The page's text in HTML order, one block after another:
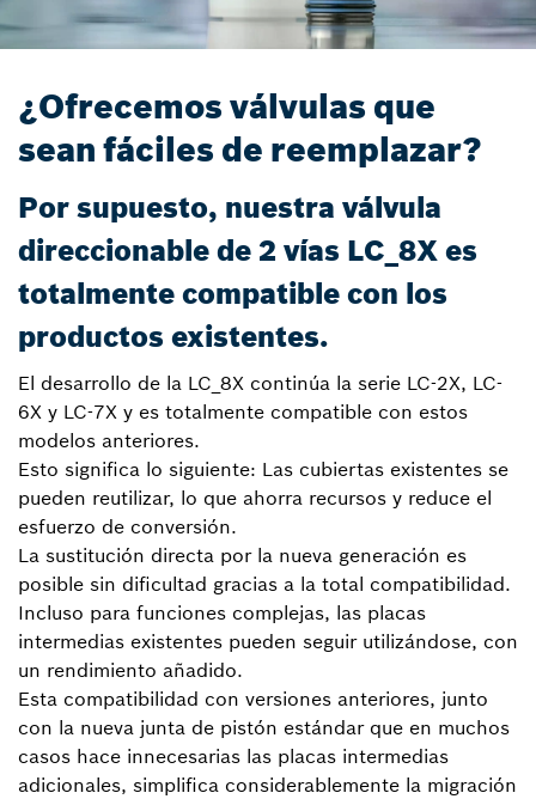
¿Ofrecemos válvulas que
sean fáciles de reemplazar?
Por supuesto, nuestra válvula
direccionable de 2 vías LC_8X es
totalmente compatible con los
productos existentes.
El desarrollo de la LC_8X continúa la serie LC-2X, LC-
6X y LC-7X y es totalmente compatible con estos
modelos anteriores.
Esto significa lo siguiente: Las cubiertas existentes se
pueden reutilizar, lo que ahorra recursos y reduce el
esfuerzo de conversión.
La sustitución directa por la nueva generación es
posible sin dificultad gracias a la total compatibilidad.
Incluso para funciones complejas, las placas
intermedias existentes pueden seguir utilizándose, con
un rendimiento añadido.
Esta compatibilidad con versiones anteriores, junto
con la nueva junta de pistón estándar que en muchos
casos hace innecesarias las placas intermedias
adicionales, simplifica considerablemente la migración